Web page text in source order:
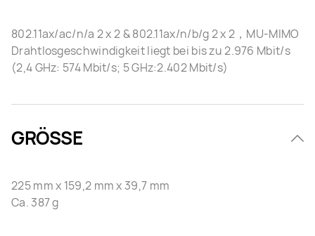
802.11ax/ac/n/a 2 x 2 & 802.11ax/n/b/g 2 x 2，MU-MIMO
Drahtlosgeschwindigkeit liegt bei bis zu 2.976 Mbit/s
(2,4 GHz: 574 Mbit/s; 5 GHz:2.402 Mbit/s)
GRÖSSE
225 mm x 159,2 mm x 39,7 mm
Ca. 387 g